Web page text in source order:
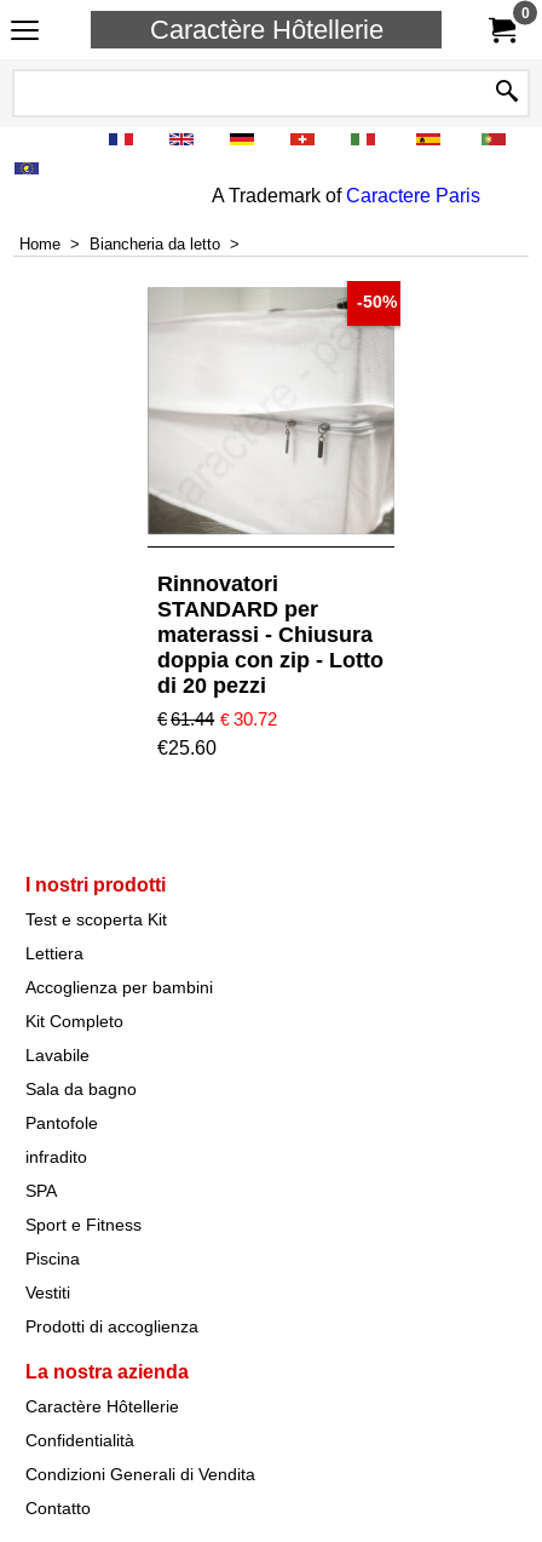
Caractère Hôtellerie
0
A Trademark ofCaractere Paris
Home > Biancheria da letto >
-50%
Rinnovatori
STANDARD per
materassi - Chiusura
doppia con zip - Lotto
di 20 pezzi
€61.44 €30.72
€25.60
I nostri prodotti
Test e scoperta Kit
Lettiera
Accoglienza per bambini
Kit Completo
Lavabile
Sala da bagno
Pantofole
infradito
SPA
Sport e Fitness
Piscina
Vestiti
Prodotti di accoglienza
La nostra azienda
Caractère Hôtellerie
Confidentialità
Condizioni Generali di Vendita
Contatto